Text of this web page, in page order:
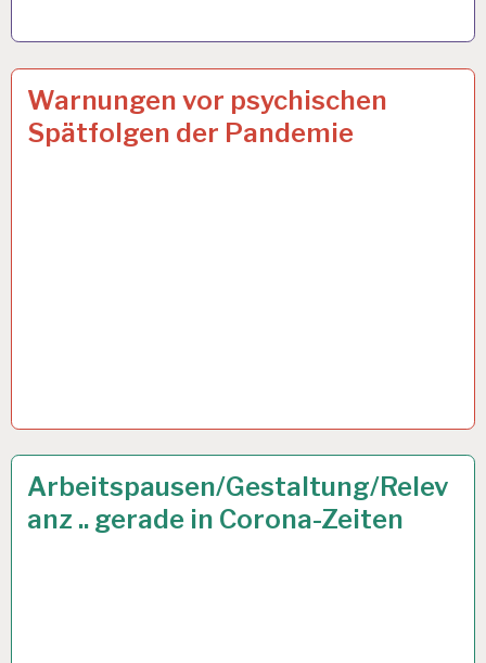
ARBEIT
UND
GESUNDHEIT…
Warnungen vor psychischen
Spätfolgen der Pandemie
6 APR. 2021
12-
STUNDEN-
ARBEITSTAG…
Arbeitspausen/Gestaltung/Relev
anz .. gerade in Corona-Zeiten
28 AUG. 2020